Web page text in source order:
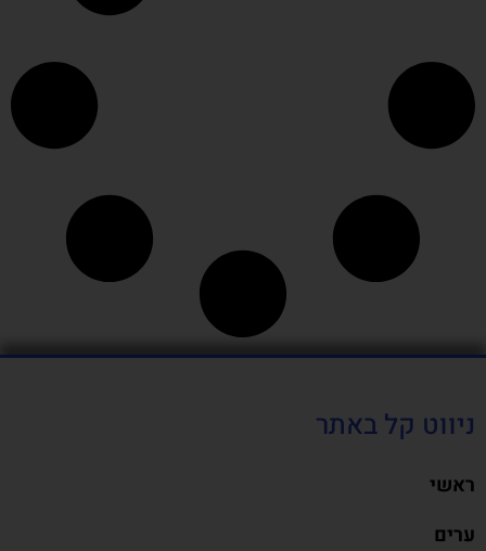
ניווט קל באתר
ראשי
ערים